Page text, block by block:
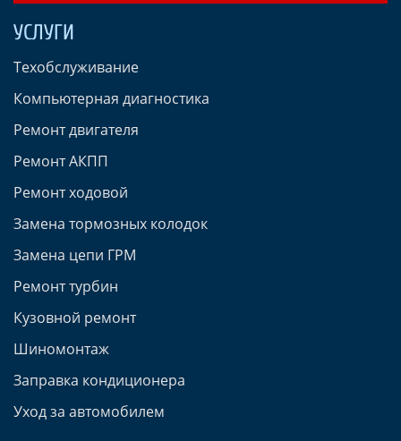
УСЛУГИ
Техобслуживание
Компьютерная диагностика
Ремонт двигателя
Ремонт АКПП
Ремонт ходовой
Замена тормозных колодок
Замена цепи ГРМ
Ремонт турбин
Кузовной ремонт
Шиномонтаж
Заправка кондиционера
Уход за автомобилем